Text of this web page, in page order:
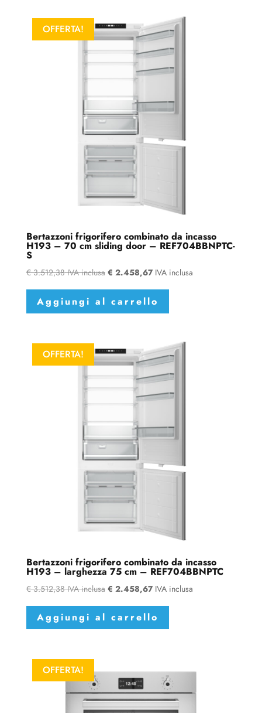
OFFERTA!
Bertazzoni frigorifero combinato da incasso
H193 – 70 cm sliding door – REF704BBNPTC-
S
€3.512,38 IVA inclusa € 2.458,67 IVA inclusa
Aggiungi al carrello
OFFERTA!
Bertazzoni frigorifero combinato da incasso
H193 – larghezza 75 cm – REF704BBNPTC
€3.512,38 IVA inclusa € 2.458,67 IVA inclusa
Aggiungi al carrello
OFFERTA!